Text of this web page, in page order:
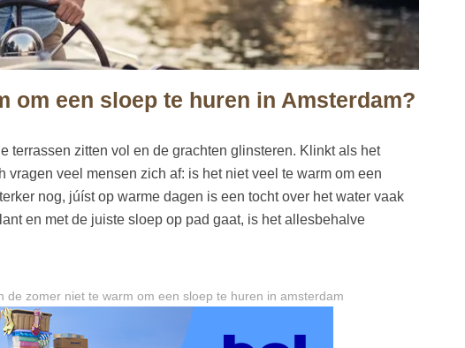
om een sloep te huren in Amsterdam?
terrassen zitten vol en de grachten glinsteren. Klinkt als het
vragen veel mensen zich af: is het niet veel te warm om een
nog, júíst op warme dagen is een tocht over het water vaak
en met de juiste sloep op pad gaat, is het allesbehalve
de zomer niet te warm om een sloep te huren in amsterdam